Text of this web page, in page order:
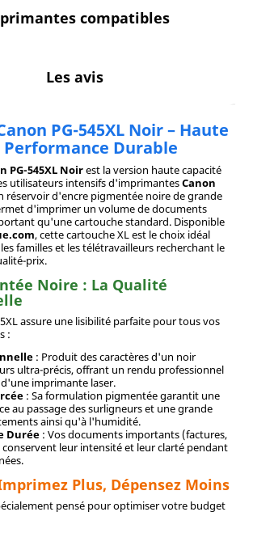
compatibles
Les avis
PG-545XL Noir – Haute
Durable
PG-545XL Noirest la version haute capacité
utilisateurs intensifs d'imprimantesCanon
réservoir d'encre pigmentée noire de grande
d'imprimer un volume de documents
qu'une cartouche standard. Disponible
, cette cartouche XL est le choix idéal
familles et les télétravailleurs recherchant le
prix.
Noire : La Qualité
assure une lisibilité parfaite pour tous vos
:
: Produit des caractères d'un noir
ultra-précis, offrant un rendu professionnel
imprimante laser.
: Sa formulation pigmentée garantit une
au passage des surligneurs et une grande
ainsi qu'à l'humidité.
Durée: Vos documents importants (factures,
leur intensité et leur clarté pendant
Plus, Dépensez Moins
pensé pour optimiser votre budget